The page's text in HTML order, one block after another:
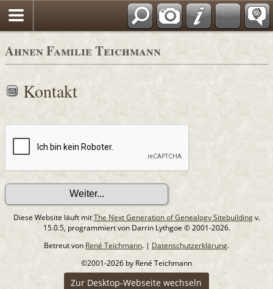
Ahnen Familie Teichmann
Kontakt
Diese Website läuft mitThe Next Generation of Genealogy Sitebuildingv.
15.0.5, programmiert von Darrin Lythgoe © 2001-2026.
Betreut von René Teichmann. | Datenschutzerklärung.
©2001-2026 by René Teichmann
Zur Desktop-Webseite wechseln